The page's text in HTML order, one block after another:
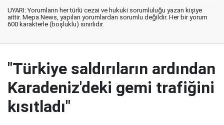
UYARI: Yorumların her türlü cezai ve hukuki sorumluluğu yazan kişiye
aittir. Mepa News, yapılan yorumlardan sorumlu değildir. Her bir yorum
600 karakterle (boşluklu) sınırlıdır.
"Türkiye saldırıların ardından
Karadeniz'deki gemi trafiğini
kısıtladı"